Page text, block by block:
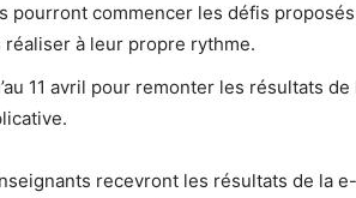
pourront commencer les défis
à leur propre rythme.
11 avril pour remonter les résultats
recevront les résultats de la